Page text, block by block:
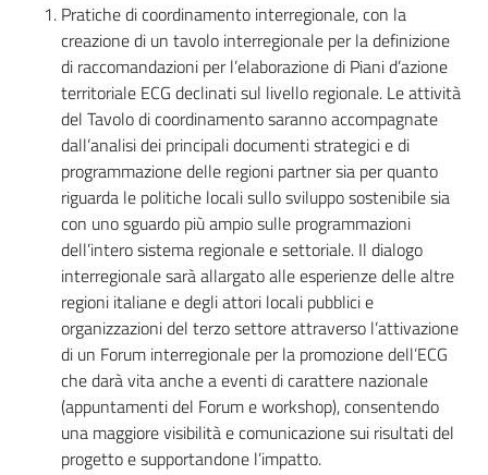
Pratiche di coordinamento interregionale, con la
creazione di un tavolo interregionale per la definizione
di raccomandazioni per l’elaborazione di Piani d’azione
territoriale ECG declinati sul livello regionale. Le attività
del Tavolo di coordinamento saranno accompagnate
dall’analisi dei principali documenti strategici e di
programmazione delle regioni partner sia per quanto
riguarda le politiche locali sullo sviluppo sostenibile sia
con uno sguardo più ampio sulle programmazioni
dell’intero sistema regionale e settoriale. Il dialogo
interregionale sarà allargato alle esperienze delle altre
regioni italiane e degli attori locali pubblici e
organizzazioni del terzo settore attraverso l’attivazione
di un Forum interregionale per la promozione dell’ECG
che darà vita anche a eventi di carattere nazionale
(appuntamenti del Forum e workshop), consentendo
una maggiore visibilità e comunicazione sui risultati del
progetto e supportandone l’impatto.